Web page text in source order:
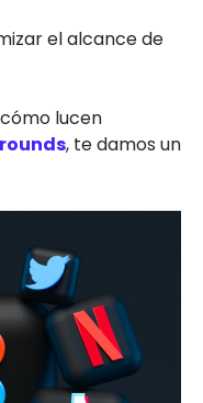
el alcance de
lucen
, te damos un